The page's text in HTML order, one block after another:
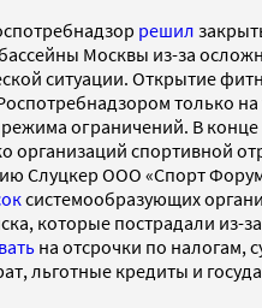
решил
Москвы из-за
ситуации. Открытие
только на
режима ограничений. В конце
организаций спортивной
Слуцкер ООО «Спорт
системообразующих
которые пострадали из-
на отсрочки по налогам,
льготные кредиты и